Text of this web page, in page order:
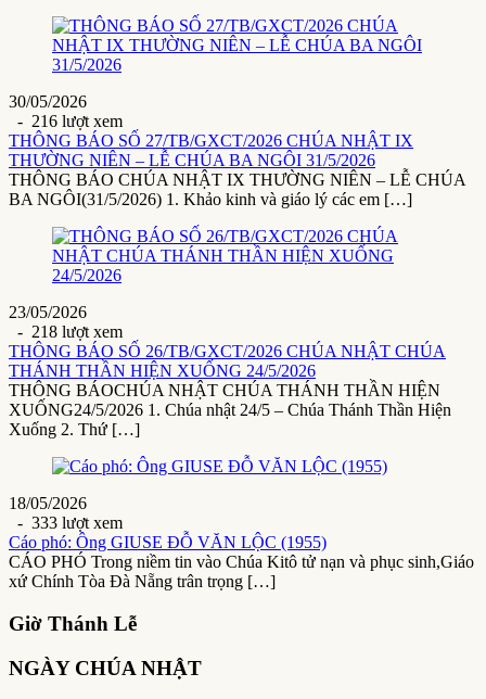
30/05/2026
- 216 lượt xem
THÔNG BÁO SỐ 27/TB/GXCT/2026 CHÚA NHẬT IX
THƯỜNG NIÊN – LỄ CHÚA BA NGÔI 31/5/2026
THÔNG BÁO CHÚA NHẬT IX THƯỜNG NIÊN – LỄ CHÚA
BA NGÔI(31/5/2026) 1. Khảo kinh và giáo lý các em […]
23/05/2026
- 218 lượt xem
THÔNG BÁO SỐ 26/TB/GXCT/2026 CHÚA NHẬT CHÚA
THÁNH THẦN HIỆN XUỐNG 24/5/2026
THÔNG BÁOCHÚA NHẬT CHÚA THÁNH THẦN HIỆN
XUỐNG24/5/2026 1. Chúa nhật 24/5 – Chúa Thánh Thần Hiện
Xuống 2. Thứ […]
18/05/2026
- 333 lượt xem
Cáo phó: Ông GIUSE ĐỖ VĂN LỘC (1955)
CÁO PHÓ Trong niềm tin vào Chúa Kitô tử nạn và phục sinh,Giáo
xứ Chính Tòa Đà Nẵng trân trọng […]
Giờ Thánh Lễ
NGÀY CHÚA NHẬT